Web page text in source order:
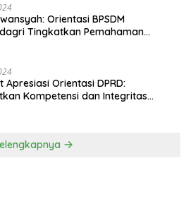
Orientasi BPSDM
Tingkatkan Pemahaman
Apresiasi Orientasi DPRD:
Kompetensi dan Integritas